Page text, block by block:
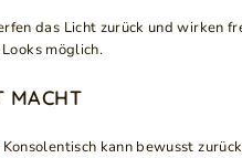
das Licht zurück und wirken
möglich.
kann bewusst